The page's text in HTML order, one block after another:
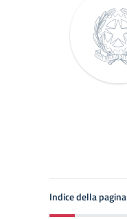
Indice della pagina